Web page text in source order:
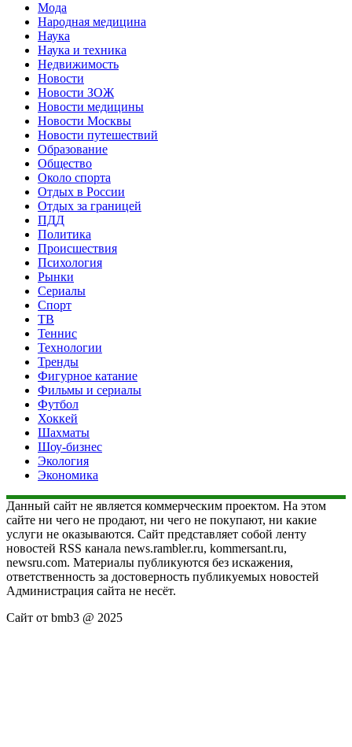
Мода
Народная медицина
Наука
Наука и техника
Недвижимость
Новости
Новости ЗОЖ
Новости медицины
Новости Москвы
Новости путешествий
Образование
Общество
Около спорта
Отдых в России
Отдых за границей
ПДД
Политика
Происшествия
Психология
Рынки
Сериалы
Спорт
ТВ
Теннис
Технологии
Тренды
Фигурное катание
Фильмы и сериалы
Футбол
Хоккей
Шахматы
Шоу-бизнес
Экология
Экономика
Данный сайт не является коммерческим проектом. На этом
сайте ни чего не продают, ни чего не покупают, ни какие
услуги не оказываются. Сайт представляет собой ленту
новостей RSS канала news.rambler.ru, kommersant.ru,
newsru.com. Материалы публикуются без искажения,
ответственность за достоверность публикуемых новостей
Администрация сайта не несёт.
Сайт от bmb3 @ 2025